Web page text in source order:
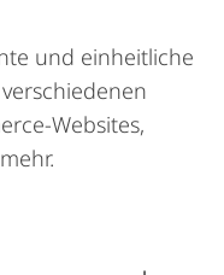
und einheitliche
Websites,